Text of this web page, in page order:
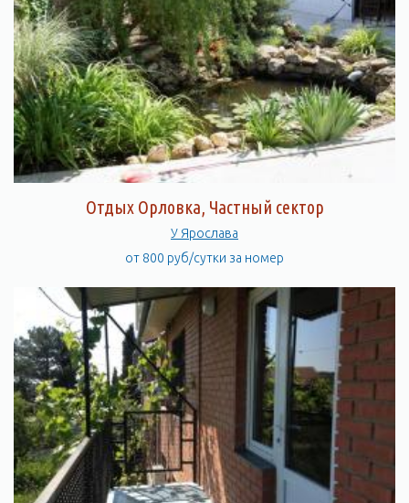
Отдых Орловка, Частный сектор
У Ярослава
от 800 руб/сутки за номер